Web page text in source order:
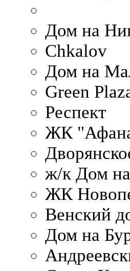
Дом на
Chkalov
Дом на
Green
Респект
ЖК
ж/к Дом
ЖК
Венский
Дом на